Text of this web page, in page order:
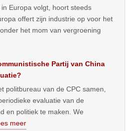
Europa volgt, hoort steeds
offert zijn industrie op voor het
het mom van vergroening
Partij van China
politbureau van de CPC samen,
evaluatie van de
en politiek te maken. We
meer